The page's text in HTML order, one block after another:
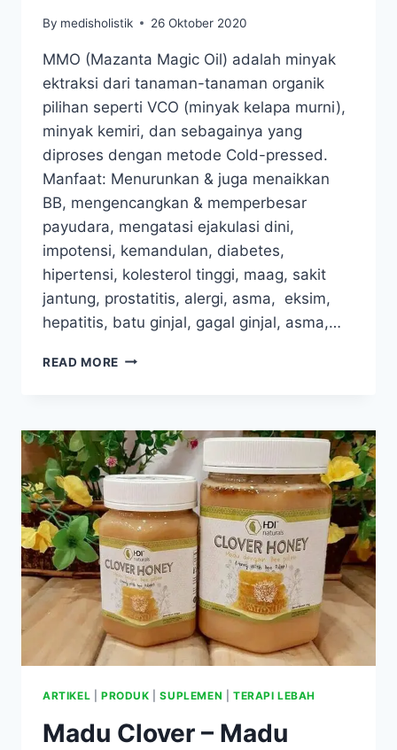
By medisholistik 26 Oktober 2020
MMO (Mazanta Magic Oil) adalah minyak
ektraksi dari tanaman-tanaman organik
pilihan seperti VCO (minyak kelapa murni),
minyak kemiri, dan sebagainya yang
diproses dengan metode Cold-pressed.
Manfaat: Menurunkan & juga menaikkan
BB, mengencangkan & memperbesar
payudara, mengatasi ejakulasi dini,
impotensi, kemandulan, diabetes,
hipertensi, kolesterol tinggi, maag, sakit
jantung, prostatitis, alergi, asma, eksim,
hepatitis, batu ginjal, gagal ginjal, asma,…
READ MORE MAZANTA
MINYAK
AJAIB
UNTUK
OBATI
1001
MASALAH
KESEHATAN
ARTIKEL PRODUK |SUPLEMEN TERAPI LEBAH
Madu Clover – Madu